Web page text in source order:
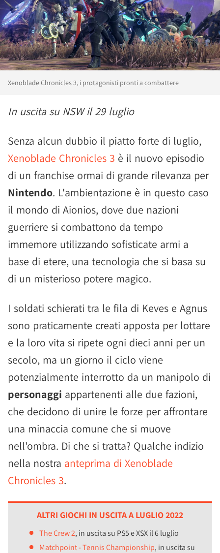
Xenoblade Chronicles 3, i protagonisti pronti a combattere
In uscita su NSW il 29 luglio
Senza alcun dubbio il piatto forte di luglio,
Xenoblade Chronicles 3 è il nuovo episodio
di un franchise ormai di grande rilevanza per
Nintendo. L'ambientazione è in questo caso
il mondo di Aionios, dove due nazioni
guerriere si combattono da tempo
immemore utilizzando sofisticate armi a
base di etere, una tecnologia che si basa su
di un misterioso potere magico.
I soldati schierati tra le fila di Keves e Agnus
sono praticamente creati apposta per lottare
e la loro vita si ripete ogni dieci anni per un
secolo, ma un giorno il ciclo viene
potenzialmente interrotto da un manipolo di
personaggi appartenenti alle due fazioni,
che decidono di unire le forze per affrontare
una minaccia comune che si muove
nell'ombra. Di che si tratta? Qualche indizio
nella nostra anteprima di Xenoblade
Chronicles 3.
ALTRI GIOCHI IN USCITA A LUGLIO 2022
The Crew 2, in uscita su PS5 e XSX il 6 luglio
Matchpoint - Tennis Championship, in uscita su